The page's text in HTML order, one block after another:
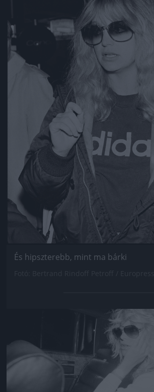
És hipszterebb, mint ma bárki
Jön még kép!